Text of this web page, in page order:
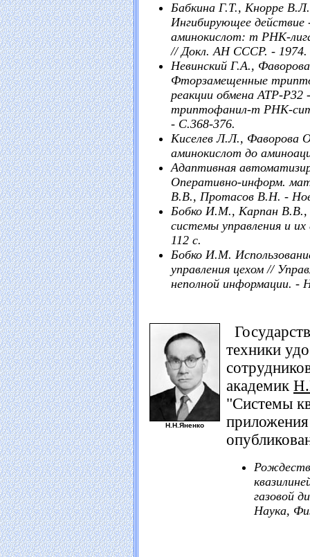
Бабкина Г.Т., Кнорре
Ингибирующее действие
аминокислот: т РНК-
// Докл. АН СССР. - 1974.
Невинский Г.А.,
Фторзамещенные
реакции обмена АТР-
триптофанил-т РНК-
- С.368-376.
Киселев Л.Л., Фаворова
аминокислот до
Адаптивная
Оперативно-информ.
В.В., Протасов В.Н. -
Бобко И.М., Карпан В.В.,
системы управления и
112 с.
Бобко И.М.
управления цехом //
неполной информации. -
Н.Н.Яненко
техники
академик
"Системы
газовой
Наука,